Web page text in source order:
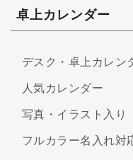
卓上カレンダー
デスク・卓上カレン
人気カレンダー
写真・イラスト入り
フルカラー名入れ対